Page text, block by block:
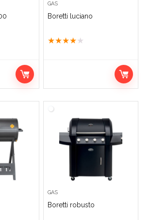
GAS
Boretti luciano
★★★★ ★
GAS
Boretti robusto